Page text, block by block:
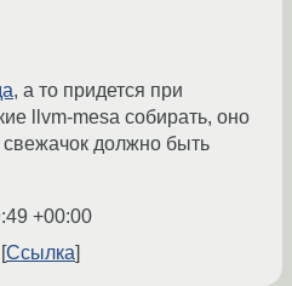
, а то придется при
llvm-mesa собирать, оно
должно быть
+00:00
Ссылка